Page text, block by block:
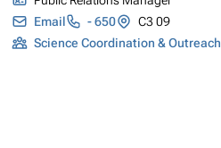
Email
- 650
C3 09
Science Coordination & Outreach